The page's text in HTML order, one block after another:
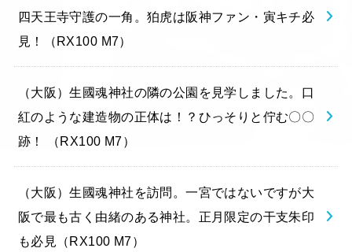
四天王寺守護の一角。狛虎は阪神ファン・寅キチ必
見！（RX100 M7）
（大阪）生國魂神社の隣の公園を見学しました。口
紅のような建造物の正体は！？ひっそりと佇む〇〇
跡！ （RX100 M7）
（大阪）生國魂神社を訪問。一宮ではないですが大
阪で最も古く由緒のある神社。正月限定の干支朱印
も必見（RX100 M7）